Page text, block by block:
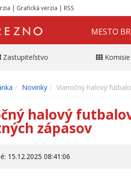
| Grafická verzia | RSS
MESTO
Zastupiteľstvo Komisie
Novinky Vianočný halový
halový
zápasov
15.12.2025 08:41:06